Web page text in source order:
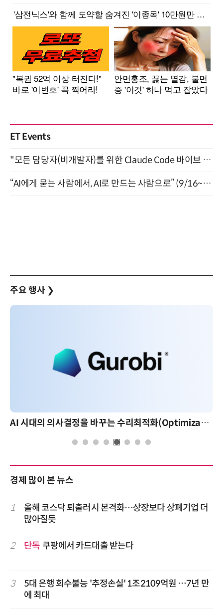
ET Events
"모든 담당자(비개발자)를 위한 Claude Code 바이브 코딩 2-day 부트캠프" 9월 16~17일 개최
“AI에게 묻는 사람에서, AI로 만드는 사람으로” (9/16~17)
주요 행사 ❯
AI 시대의 의사결정을 바꾸는 수리최적화(Optimization): 실제 산업 적용 사례와 활용 전략
경제 많이 본 뉴스
1
올해 코스닥 퇴출러시 본격화…상장보다 상폐기업 더
많아질듯
2 단독 쿠팡에서 카드대출 받는다
3
5대 은행 회수불능 '추정손실' 1조2109억원 …7년 만
에 최대